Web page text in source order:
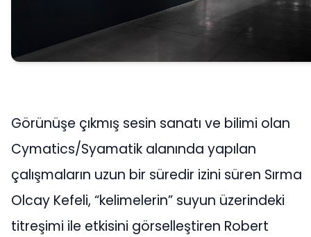
Görünüşe çıkmış sesin sanatı ve bilimi olan
Cymatics/Syamatik alanında yapılan
çalışmaların uzun bir süredir izini süren Sırma
Olcay Kefeli, “kelimelerin” suyun üzerindeki
titreşimi ile etkisini görselleştiren Robert